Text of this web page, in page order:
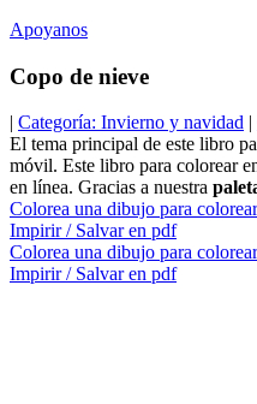
Apoyanos
Copo de nieve
| Categoría: Invierno y navidad |
El tema principal de este libro
móvil. Este libro para colorear
en línea. Gracias a nuestra
Colorea una dibujo para colorear
Impirir / Salvar en pdf
Colorea una dibujo para colorear
Impirir / Salvar en pdf